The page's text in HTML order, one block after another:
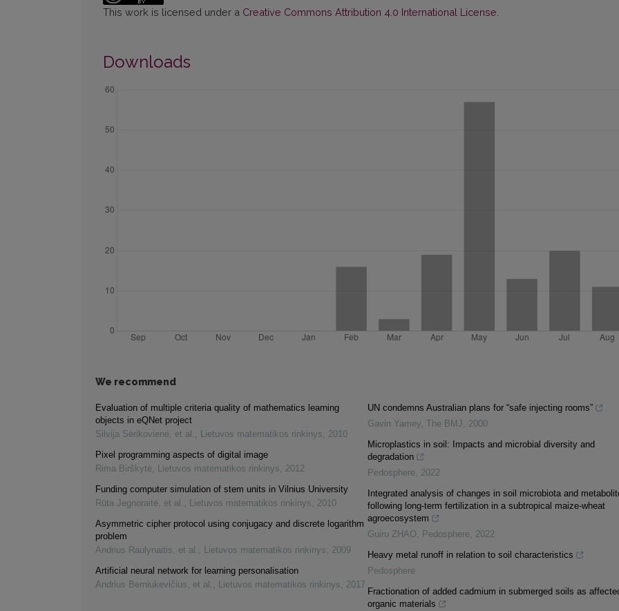
This work is licensed under a Creative Commons Attribution 4.0 International License
Downloads
We recommend
Evaluation of multiple criteria quality of mathematics learning
objects in eQNet project
Silvija Sėrikovienė, et al. , Lietuvos matematikos rinkinys, 2010
Pixel programming aspects of digital image
Rima Birškytė, Lietuvos matematikos rinkinys, 2012
Funding computer simulation of stem units in Vilnius University
Rūta Jegnoraitė, et al. , Lietuvos matematikos rinkinys, 2010
Asymmetric cipher protocol using conjugacy and discrete logarithm
problem
Andrius Raulynaitis, et al. , Lietuvos matematikos rinkinys, 2009
Artificial neural network for learning personalisation
Andrius Berniukevičius, et al. , Lietuvos matematikos rinkinys, 2017
UN condemns Australian plans for “safe injecting rooms”
Gavin Yamey, The BMJ , 2000
Microplastics in soil: Impacts and microbial diversity and
degradation
Pedosphere, 2022
Integrated analysis of changes in soil microbiota and
following long-term fertilization in a subtropical maize-wheat
agroecosystem
Guiru ZHAO, Pedosphere, 2022
Heavy metal runoff in relation to soil characteristics
Pedosphere
Fractionation of added cadmium in submerged soils as
organic materials